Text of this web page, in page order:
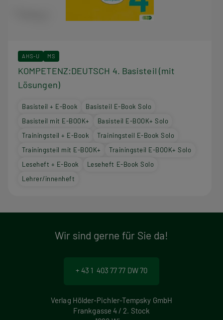
AHS-U MS
KOMPETENZ:DEUTSCH 4. Basisteil (mit
Lösungen)
Basisteil + E-Book
Basisteil E-Book Solo
Basisteil mit E-BOOK+
Basisteil E-BOOK+ Solo
Trainingsteil + E-Book
Trainingsteil E-Book Solo
Trainingsteil mit E-BOOK+
Trainingsteil E-BOOK+ Solo
Leseheft + E-Book
Leseheft E-Book Solo
Lehrer/innenheft
Wir sind gerne für Sie da!
+ 43 1 403 77 77 DW 70
Verlag Hölder-Pichler-Tempsky GmbH
Frankgasse 4 / 2. Stock